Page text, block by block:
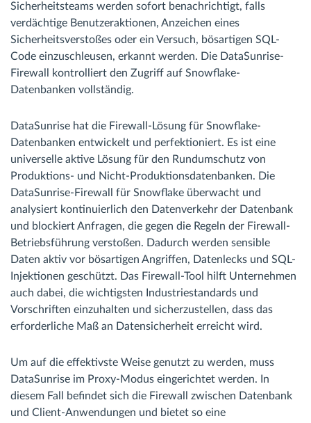
Sicherheitsteams werden sofort benachrichtigt, falls
verdächtige Benutzeraktionen, Anzeichen eines
Sicherheitsverstoßes oder ein Versuch, bösartigen SQL-
Code einzuschleusen, erkannt werden. Die DataSunrise-
Firewall kontrolliert den Zugriff auf Snowflake-
Datenbanken vollständig.
DataSunrise hat die Firewall-Lösung für Snowflake-
Datenbanken entwickelt und perfektioniert. Es ist eine
universelle aktive Lösung für den Rundumschutz von
Produktions- und Nicht-Produktionsdatenbanken. Die
DataSunrise-Firewall für Snowflake überwacht und
analysiert kontinuierlich den Datenverkehr der Datenbank
und blockiert Anfragen, die gegen die Regeln der Firewall-
Betriebsführung verstoßen. Dadurch werden sensible
Daten aktiv vor bösartigen Angriffen, Datenlecks und SQL-
Injektionen geschützt. Das Firewall-Tool hilft Unternehmen
auch dabei, die wichtigsten Industriestandards und
Vorschriften einzuhalten und sicherzustellen, dass das
erforderliche Maß an Datensicherheit erreicht wird.
Um auf die effektivste Weise genutzt zu werden, muss
DataSunrise im Proxy-Modus eingerichtet werden. In
diesem Fall befindet sich die Firewall zwischen Datenbank
und Client-Anwendungen und bietet so eine